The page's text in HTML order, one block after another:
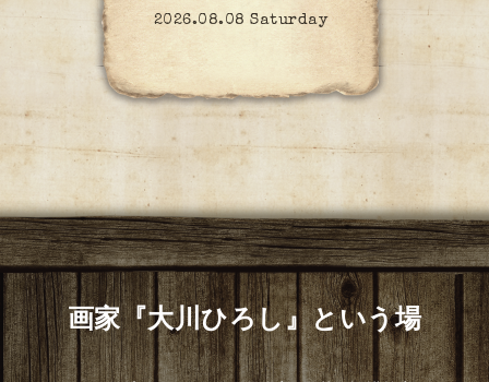
2026.08.08 Saturday
画家『大川ひろし』という場